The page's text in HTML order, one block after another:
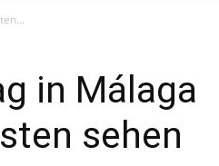
in Málaga
sehen